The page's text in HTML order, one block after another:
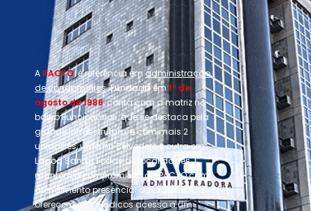
A PACTOé referência emadministração
de condomínios. Fundada em1º de
agosto de 1986, conta com a matriz no
bairro Funcionários, que se destaca pela
grande infraestrutura, e com mais 2
unidades, uma no Belvedere e outra em
Lagoa Santa. Todas as localidades
mantêm o compromisso da PACTO com
atendimento presencial de excelência e
oferecem aos síndicos acesso a um